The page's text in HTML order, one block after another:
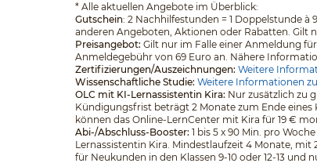
* Alle aktuellen Angebote im Überblick:
Gutschein: 2 Nachhilfestunden = 1 Doppelstunde
anderen Angeboten, Aktionen oder Rabatten.
Preisangebot: Gilt nur im Falle einer Anmeldung
Anmeldegebühr von 69 Euro an. Nähere
Zertifizierungen/Auszeichnungen: Weitere
Wissenschaftliche Studie: Weitere Informationen
OLC mit KI-Lernassistentin Kira: Nur zusätzlich zu
Kündigungsfrist beträgt 2 Monate zum Ende
können das Online-LernCenter mit Kira für 19 €
Abi-/Abschluss-Booster: 1 bis 5 x 90 Min. pro
Lernassistentin Kira. Mindestlaufzeit 4 Monate,
für Neukunden in den Klassen 9-10 oder 12-13 und